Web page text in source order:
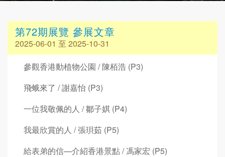
第72期展覽 參展文章
2025-06-01 至 2025-10-31
參觀香港動植物公園 / 陳栢浩 (P3)
飛蛾來了 / 謝嘉怡 (P3)
一位我敬佩的人 / 鄒子娸 (P4)
我最欣賞的人 / 張珼茹 (P5)
給表弟的信—介紹香港景點 / 馮家宏 (P5)